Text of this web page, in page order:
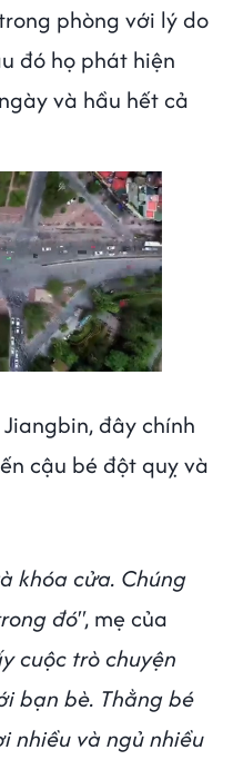
phòng với lý do
đó họ phát hiện
và hầu hết cả
đây chính
cậu bé đột quỵ và
khóa cửa. Chúng
đó", mẹ của
cuộc trò chuyện
bạn bè. Thằng bé
nhiều và ngủ nhiều